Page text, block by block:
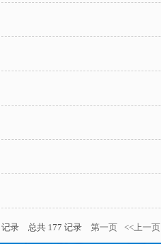
记录 总共 177 记录 第一页 <<上一页